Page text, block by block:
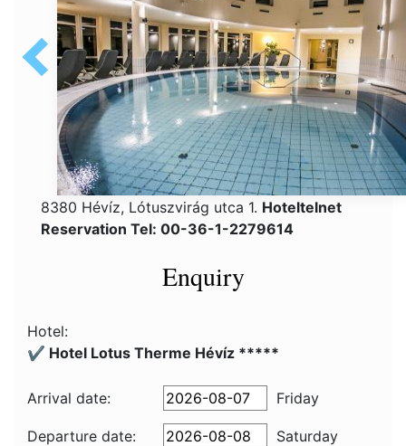
8380 Hévíz, Lótuszvirág utca 1. Hoteltelnet
Reservation Tel: 00-36-1-2279614
Enquiry
Hotel:
✔️ Hotel Lotus Therme Hévíz *****
Arrival date: Friday
Departure date:
Saturday